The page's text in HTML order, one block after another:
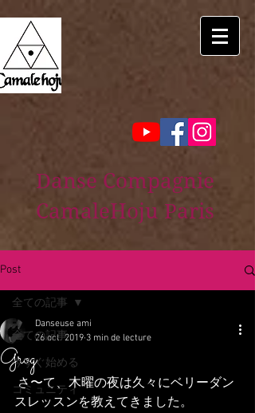
Danse Compagnie
CamaleHoju Paris
Post
全ての記事
今すぐ始める
コミュニティ
全ての記事
Grog
Danseuse ami
26 oct. 2019 3 min de lecture
さ〜て、木曜の夜は久々にベリーダン
スレッスンを教えてきました。